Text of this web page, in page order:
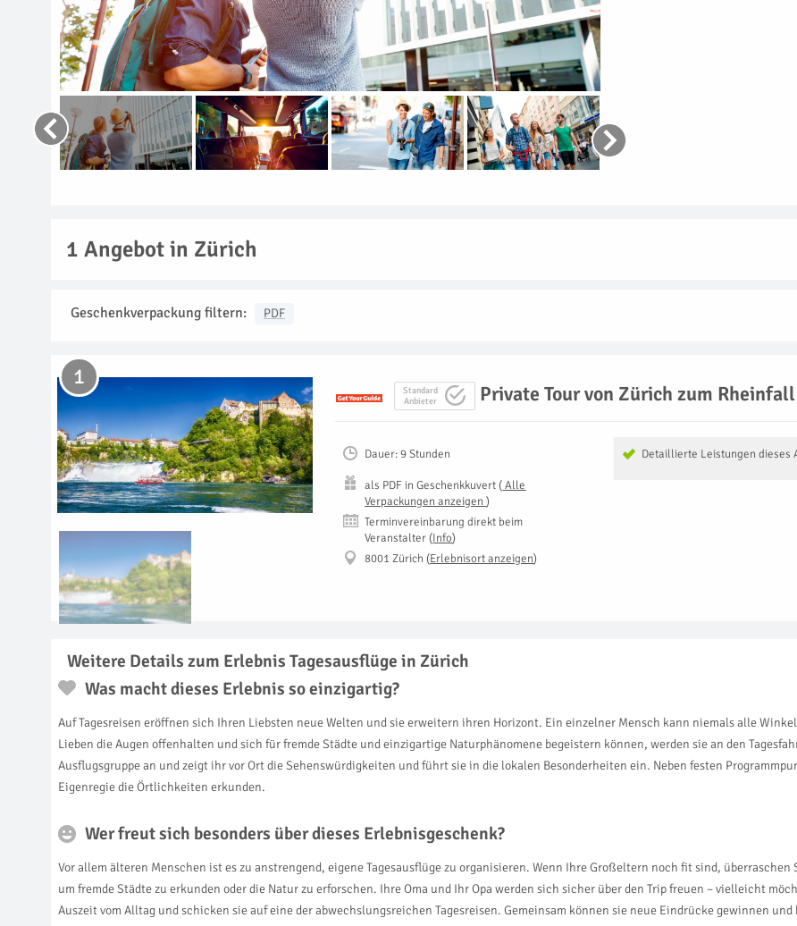
1 Angebot in Zürich
Geschenkverpackung filtern: PDF
Standard
Anbieter
Private Tour von Zürich zum
1
Detaillierte Leistungen dieses
Dauer: 9 Stunden
als PDFinGeschenkkuvert( Alle
Verpackungen anzeigen )
Terminvereinbarung direkt beim
Veranstalter (Info)
8001 Zürich (Erlebnisort anzeigen)
Weitere Details zum Erlebnis Tagesausflüge in Zürich
Was macht dieses Erlebnis so einzigartig?
Auf Tagesreisen eröffnen sich Ihren Liebsten neue Welten und sie erweitern ihren Horizont. Ein einzelner Mensch kann niemals alle
Lieben die Augen offenhalten und sich für fremde Städte und einzigartige Naturphänomene begeistern können, werden sie an den
Ausflugsgruppe an und zeigt ihr vor Ort die Sehenswürdigkeiten und führt sie in die lokalen Besonderheiten ein. Neben festen
Eigenregie die Örtlichkeiten erkunden.
Wer freut sich besonders über dieses Erlebnisgeschenk?
Vor allem älteren Menschen ist es zu anstrengend, eigene Tagesausflüge zu organisieren. Wenn Ihre Großeltern noch fit sind,
um fremde Städte zu erkunden oder die Natur zu erforschen. Ihre Oma und Ihr Opa werden sich sicher über den Trip freuen – vielleicht
Auszeit vom Alltag und schicken sie auf eine der abwechslungsreichen Tagesreisen. Gemeinsam können sie neue Eindrücke gewinnen